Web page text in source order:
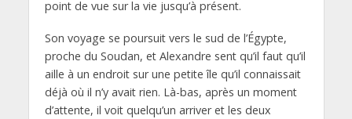
point de vue sur la vie jusqu’à présent.
Son voyage se poursuit vers le sud de l’Égypte,
proche du Soudan, et Alexandre sent qu’il faut qu’il
aille à un endroit sur une petite île qu’il connaissait
déjà où il n’y avait rien. Là-bas, après un moment
d’attente, il voit quelqu’un arriver et les deux